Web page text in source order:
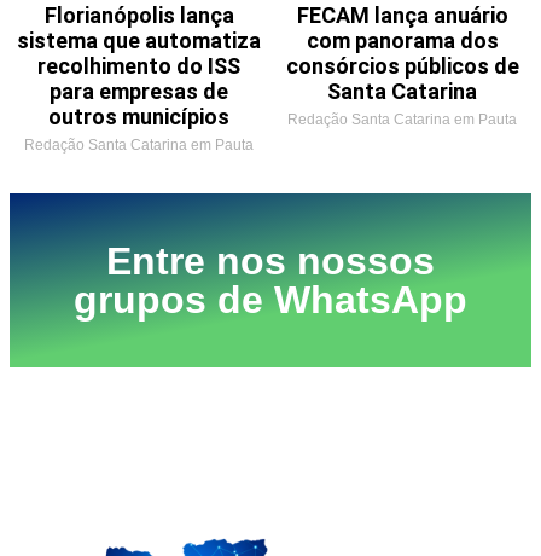
Florianópolis lança
sistema que automatiza
recolhimento do ISS
para empresas de
outros municípios
Redação Santa Catarina em Pauta
FECAM lança anuário
com panorama dos
consórcios públicos de
Santa Catarina
Redação Santa Catarina em Pauta
Entre nos nossos
grupos de WhatsApp